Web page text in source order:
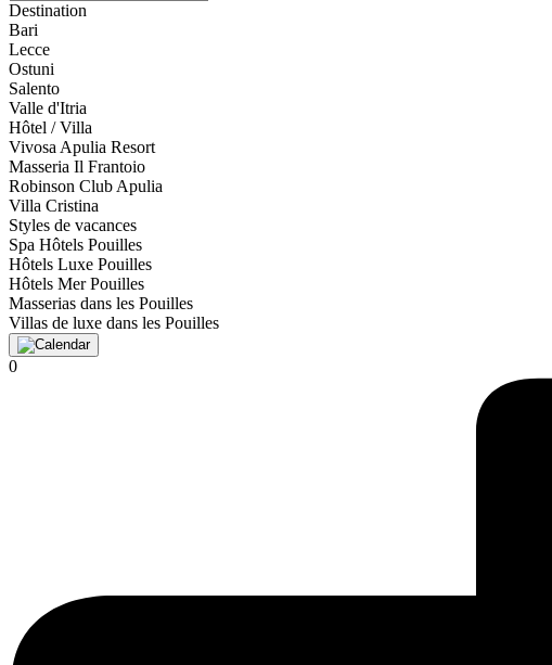
Destination
Bari
Lecce
Ostuni
Salento
Valle d'Itria
Hôtel / Villa
Vivosa Apulia Resort
Masseria Il Frantoio
Robinson Club Apulia
Villa Cristina
Styles de vacances
Spa Hôtels Pouilles
Hôtels Luxe Pouilles
Hôtels Mer Pouilles
Masserias dans les Pouilles
Villas de luxe dans les Pouilles
0